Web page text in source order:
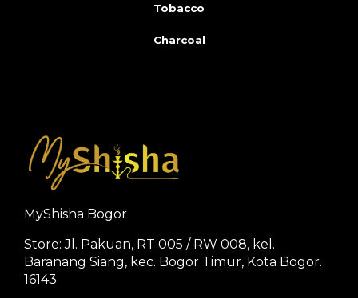
Tobacco
Charcoal
MyShisha Bogor
Store: Jl. Pakuan, RT 005 / RW 008, kel.
Baranang Siang, kec. Bogor Timur, Kota Bogor.
16143